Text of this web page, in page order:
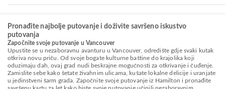
Pronađite najbolje putovanje i doživite savršeno iskustvo
putovanja
Započnite svoje putovanje u Vancouver
Upustite se u nezaboravnu avanturu u Vancouver, odredište gdje svaki kutak
otkriva novu priču. Od svoje bogate kulturne baštine do krajolika koji
oduzimaju dah, ovaj grad nudi beskrajne mogućnosti za otkrivanje i čuđenje.
Zamislite sebe kako šetate živahnim ulicama, kušate lokalne delicije i uranjate
u jedinstveni šarm grada. Započnite svoje putovanje iz Hamilton i pronađite